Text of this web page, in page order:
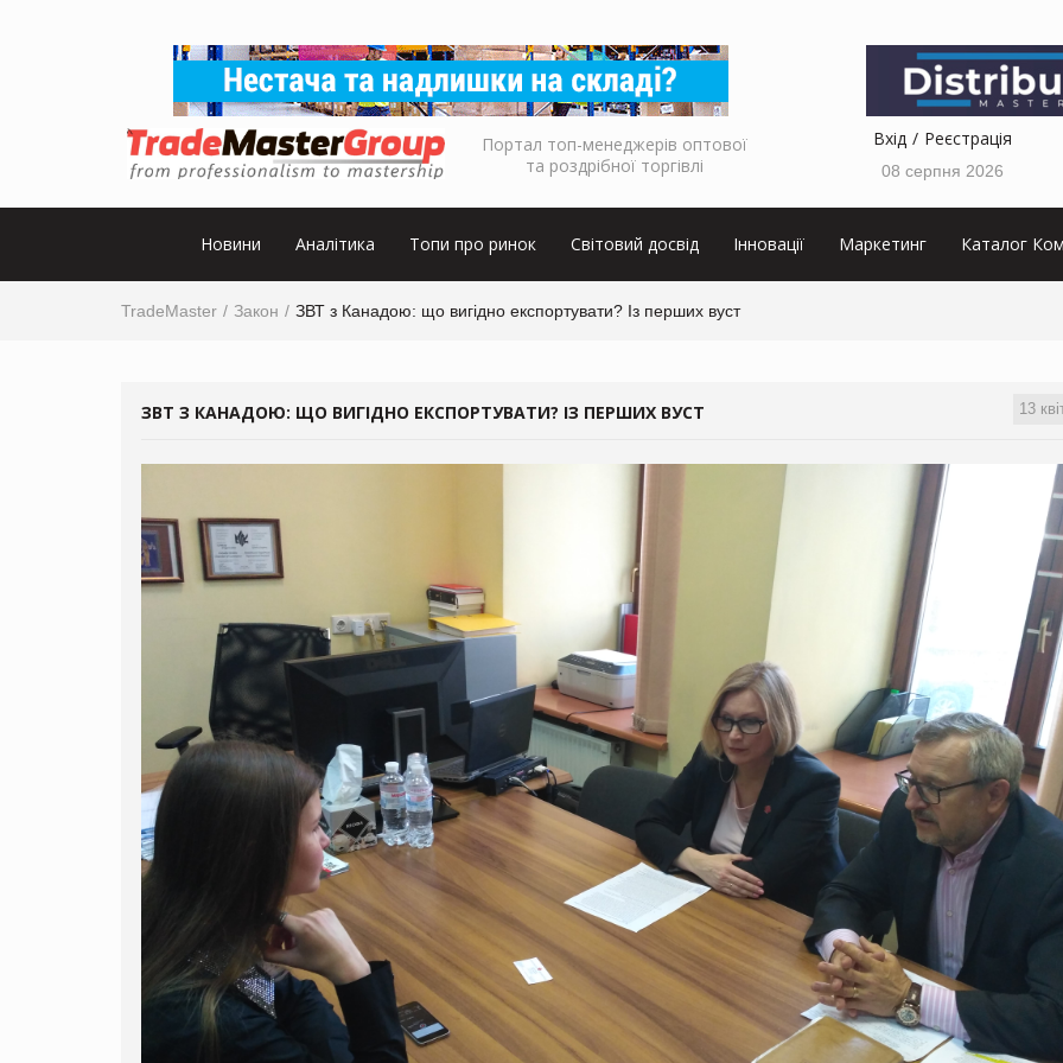
Портал топ-менеджерів оптової
та роздрібної торгівлі
Вхід Реєстрація
08 серпня 2026
Новини Аналітика Топи про ринок Світовий досвід Інновації Маркетинг Каталог
TradeMaster Закон ЗВТ з Канадою: що вигідно експортувати? Із перших вуст
13
ЗВТ З КАНАДОЮ: ЩО ВИГІДНО ЕКСПОРТУВАТИ? ІЗ ПЕРШИХ ВУСТ